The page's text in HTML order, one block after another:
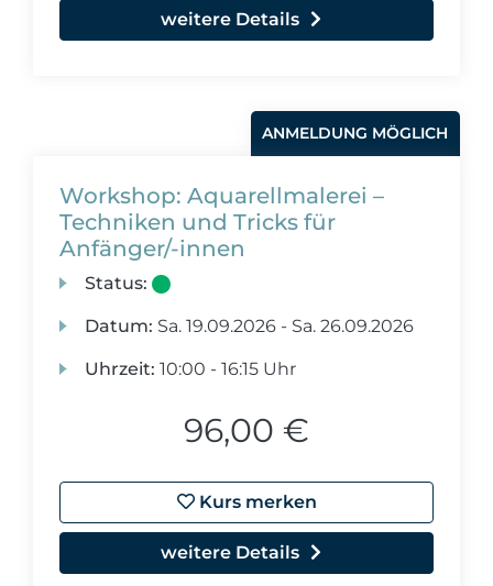
weitere Details
ANMELDUNG MÖGLICH
Workshop: Aquarellmalerei –
Techniken und Tricks für
Anfänger/-innen
Status:
Datum: Sa. 19.09.2026 - Sa. 26.09.2026
Uhrzeit: 10:00 - 16:15 Uhr
96,00 €
Kurs merken
weitere Details